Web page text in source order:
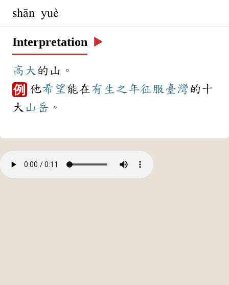
shān yuè
Interpretation ▶️
高大 的山。
例 他希望 能在 有生之年征服 臺灣 的十
大 山岳 。